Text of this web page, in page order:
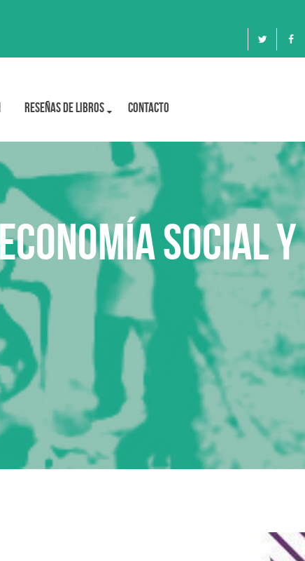
Reseñas de libros Contacto
social y